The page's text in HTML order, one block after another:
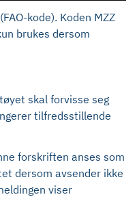
kode). Koden MZZ
brukes dersom
skal forvisse seg
tilfredsstillende
forskriften anses som
dersom avsender ikke
viser